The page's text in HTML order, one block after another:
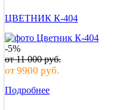
ЦВЕТНИК К-404
-5%
от11 000руб.
от9900 руб.
Подробнее